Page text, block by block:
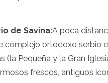
Granadinas
de Savina:A poca
complejo ortodoxo serbio
(la Pequeña y la Gran
frescos, antiguos